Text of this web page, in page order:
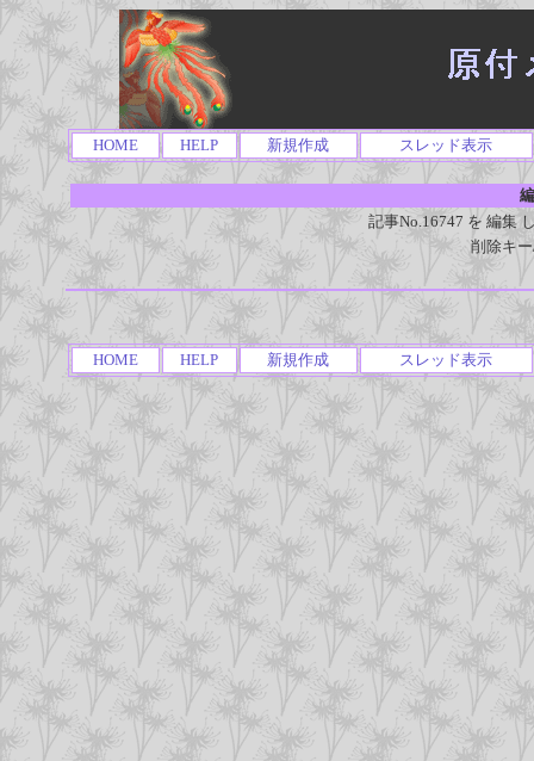
HOME HELP 新規作成 スレッド表示
記事No.16747 を 編集
削除キ
HOME HELP 新規作成 スレッド表示